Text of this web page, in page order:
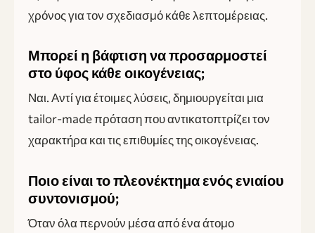
χρόνος για τον σχεδιασμό κάθε λεπτομέρειας.
Μπορεί η βάφτιση να προσαρμοστεί
στο ύφος κάθε οικογένειας;
Ναι. Αντί για έτοιμες λύσεις, δημιουργείται μια
tailor-made πρόταση που αντικατοπτρίζει τον
χαρακτήρα και τις επιθυμίες της οικογένειας.
Ποιο είναι το πλεονέκτημα ενός ενιαίου
συντονισμού;
Όταν όλα περνούν μέσα από ένα άτομο